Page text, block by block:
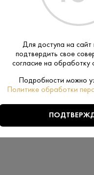
В
Для доступа на
подтвердить свое
согласие на обработку
Подробности можно
Политике обработки